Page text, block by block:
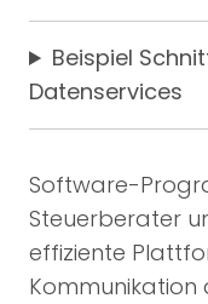
Beispiel
Datenservices
Software-
Steuerberater
effiziente